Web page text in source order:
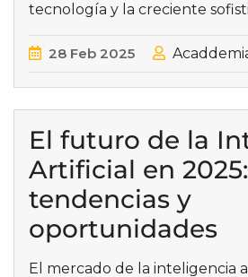
tecnología y la creciente
28 Feb 2025
El futuro de la
Artificial en 2025:
tendencias y
oportunidades
El mercado de la inteligencia